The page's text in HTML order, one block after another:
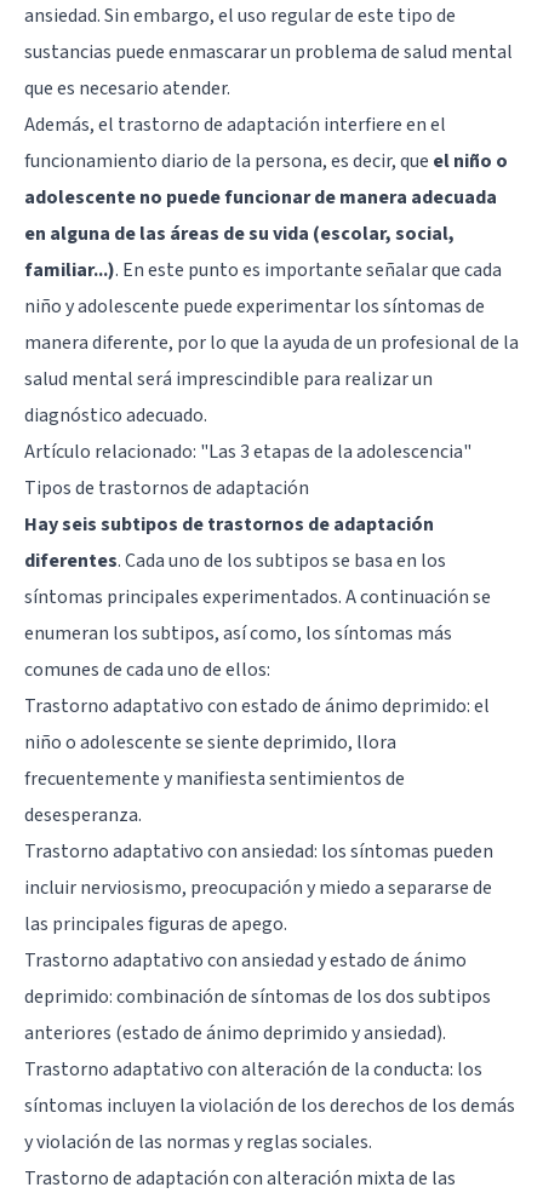
ansiedad. Sin embargo, el uso regular de este tipo de
sustancias puede enmascarar un problema de salud mental
que es necesario atender.
Además, el trastorno de adaptación interfiere en el
funcionamiento diario de la persona, es decir, que el niño o
adolescente no puede funcionar de manera adecuada
en alguna de las áreas de su vida (escolar, social,
familiar...). En este punto es importante señalar que cada
niño y adolescente puede experimentar los síntomas de
manera diferente, por lo que la ayuda de un profesional de la
salud mental será imprescindible para realizar un
diagnóstico adecuado.
Artículo relacionado: "Las 3 etapas de la adolescencia"
Tipos de trastornos de adaptación
Hay seis subtipos de trastornos de adaptación
diferentes. Cada uno de los subtipos se basa en los
síntomas principales experimentados. A continuación se
enumeran los subtipos, así como, los síntomas más
comunes de cada uno de ellos:
Trastorno adaptativo con estado de ánimo deprimido: el
niño o adolescente se siente deprimido, llora
frecuentemente y manifiesta sentimientos de
desesperanza.
Trastorno adaptativo con ansiedad: los síntomas pueden
incluir nerviosismo, preocupación y miedo a separarse de
las principales figuras de apego.
Trastorno adaptativo con ansiedad y estado de ánimo
deprimido: combinación de síntomas de los dos subtipos
anteriores (estado de ánimo deprimido y ansiedad).
Trastorno adaptativo con alteración de la conducta: los
síntomas incluyen la violación de los derechos de los demás
y violación de las normas y reglas sociales.
Trastorno de adaptación con alteración mixta de las